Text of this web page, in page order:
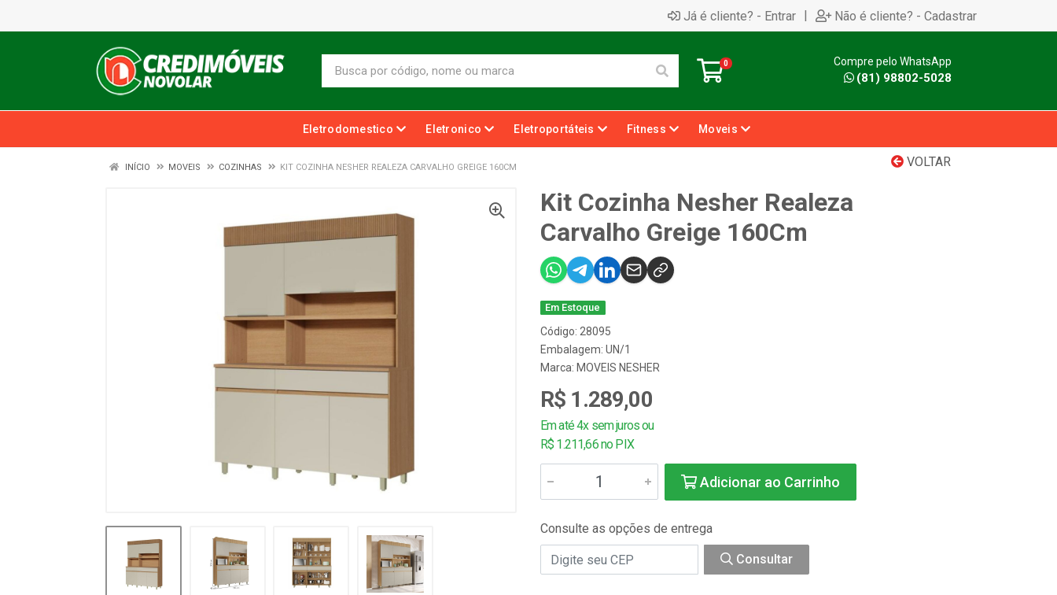
Já é cliente? - Entrar | Não é cliente? - Cadastrar
0 Compre pelo WhatsApp
(81) 98802-5028
Eletrodomestico Eletronico Eletroportáteis Fitness Moveis
VOLTAR
INÍCIO MOVEIS COZINHAS KIT COZINHA NESHER REALEZA CARVALHO GREIGE 160CM
Kit Cozinha Nesher Realeza
Carvalho Greige 160Cm
Em Estoque
Código: 28095
Embalagem: UN/1
Marca: MOVEIS NESHER
R$ 1.289,00
Em até 4x sem juros ou
R$ 1.211,66 no PIX
Adicionar ao Carrinho
Consulte as opções de entrega
Consultar